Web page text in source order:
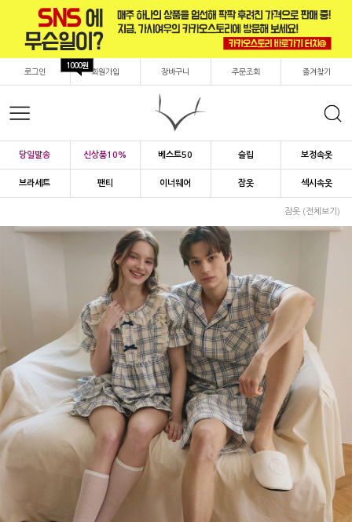
로그인 회원가입
1000원
장바구니 주문조회 즐겨찾기
당일발송 신상품10% 베스트50 슬립 보정속옷
브라세트 팬티 이너웨어 잠옷 섹시속옷
잠옷 (전체보기)